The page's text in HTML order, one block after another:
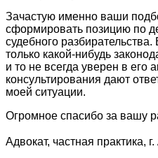
Зачастую именно ваши
сформировать позицию по
судебного
только какой-нибудь
и то не всегда уверен в его
консультирования дают
моей ситуации.
Огромное спасибо за вашу
Адвокат, частная практика,